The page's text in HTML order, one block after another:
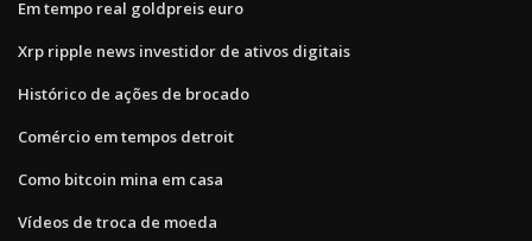
Em tempo real goldpreis euro
Xrp ripple news investidor de ativos digitais
Histórico de ações de brocado
Comércio em tempos detroit
Como bitcoin mina em casa
Vídeos de troca de moeda